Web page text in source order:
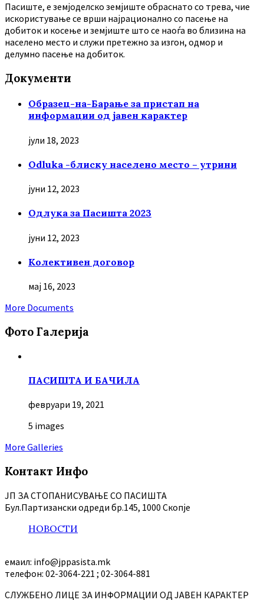
Пасиште, е земјоделско земјиште обраснато со трева, чие
искористување се врши најрационално со пасење на
добиток и косење и земјиште што се наоѓа во близина на
населено место и служи претежно за изгон, одмор и
делумно пасење на добиток.
Документи
Образец-на-Барање за пристап на
информации од јавен карактер
јули 18, 2023
Odluka -блиску населено место – утрини
јуни 12, 2023
Oдлука за Пасишта 2023
јуни 12, 2023
Колективен договор
мај 16, 2023
More Documents
Фото Галерија
ПАСИШТА И БАЧИЛА
февруари 19, 2021
5 images
More Galleries
Контакт Инфо
ЈП ЗА СТОПАНИСУВАЊЕ СО ПАСИШТА
Бул.Партизански oдреди бр.145, 1000 Скопје
НОВОСТИ
емаил: info@jppasista.mk
телефон: 02-3064-221 ; 02-3064-881
СЛУЖБЕНО ЛИЦЕ ЗА ИНФОРМАЦИИ ОД ЈАВЕН КАРАКТЕР